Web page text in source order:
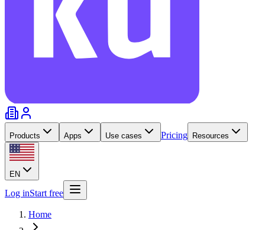
Products Apps Use cases Pricing Resources
EN
Log inStart free
Home